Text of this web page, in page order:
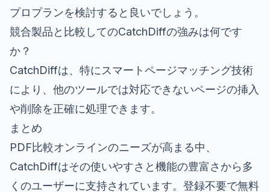
プロプランを検討すると良いでしょう。
競合製品と比較してのCatchDiffの強みは何です
か？
CatchDiffは、特にスマートページマッチング技術
により、他のツールでは対応できないページの挿入
や削除を正確に処理できます。
まとめ
PDF比較オンラインのニーズが高まる中、
CatchDiffはその使いやすさと機能の豊富さから多
くのユーザーに支持されています。登録不要で無料